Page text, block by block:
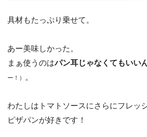
具材もたっぷり乗せて。
あー美味しかった。
まぁ使うのはパン耳じゃなくてもいい
ー！） 。
わたしはトマトソースにさらにフレッ
ピザパンが好きです！